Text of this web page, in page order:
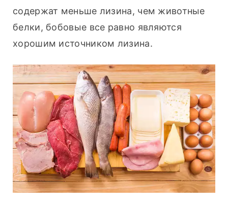
содержат меньше лизина, чем животные
белки, бобовые все равно являются
хорошим источником лизина.